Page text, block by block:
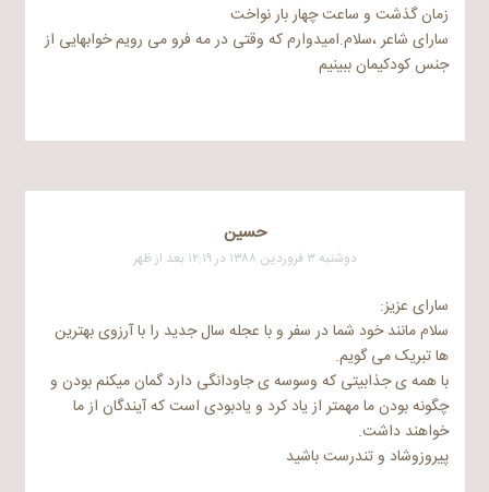
زمان گذشت و ساعت چهار بار نواخت
سارای شاعر ،سلام.امیدوارم که وقتی در مه فرو می رویم خوابهایی از
جنس کودکیمان ببینیم
حسین
دوشنبه ۳ فروردین ۱۳۸۸ در ۱۲:۱۹ بعد از ظهر
سارای عزیز:
سلام مانند خود شما در سفر و با عجله سال جدید را با آرزوی بهترین
ها تبریک می گویم.
با همه ی جذابیتی که وسوسه ی جاودانگی دارد گمان میکنم بودن و
چگونه بودن ما مهمتر از یاد کرد و یادبودی است که آیندگان از ما
خواهند داشت.
پیروزوشاد و تندرست باشید